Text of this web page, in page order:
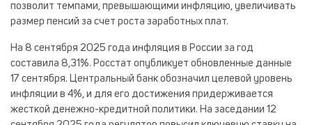
позволит темпами, превышающими инфляцию, увеличивать
размер пенсий за счет роста заработных плат.
На 8 сентября 2025 года инфляция в России за год
составила 8,31%. Росстат опубликует обновленные данные
17 сентября. Центральный банк обозначил целевой уровень
инфляции в 4%, и для его достижения придерживается
жесткой денежно-кредитной политики. На заседании 12